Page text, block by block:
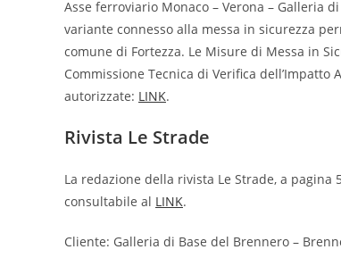
Asse ferroviario Monaco – Verona – Galleria
variante connesso alla messa in sicurezza
comune di Fortezza. Le Misure di Messa in
Commissione Tecnica di Verifica dell’Impatto
autorizzate: LINK.
Rivista Le Strade
La redazione della rivista Le Strade, a
consultabile al LINK.
Cliente: Galleria di Base del Brennero –